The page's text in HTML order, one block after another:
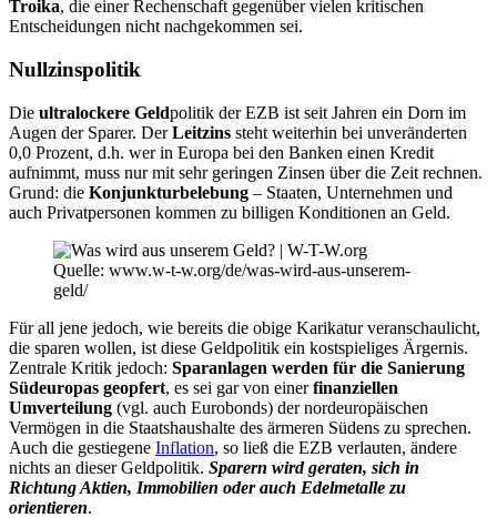
Troika, die einer Rechenschaft gegenüber vielen kritischen
Entscheidungen nicht nachgekommen sei.
Nullzinspolitik
Die ultralockere Geldpolitik der EZB ist seit Jahren ein Dorn im
Augen der Sparer. DerLeitzins steht weiterhin bei unveränderten
0,0 Prozent, d.h. wer in Europa bei den Banken einen Kredit
aufnimmt, muss nur mit sehr geringen Zinsen über die Zeit rechnen.
Grund: die Konjunkturbelebung – Staaten, Unternehmen und
auch Privatpersonen kommen zu billigen Konditionen an Geld.
Quelle: www.w-t-w.org/de/was-wird-aus-unserem-
geld/
Für all jene jedoch, wie bereits die obige Karikatur veranschaulicht,
die sparen wollen, ist diese Geldpolitik ein kostspieliges Ärgernis.
Zentrale Kritik jedoch: Sparanlagen werden für die Sanierung
Südeuropas geopfert, es sei gar von einerfinanziellen
Umverteilung (vgl. auch Eurobonds) der nordeuropäischen
Vermögen in die Staatshaushalte des ärmeren Südens zu sprechen.
Auch die gestiegene Inflation, so ließ die EZB verlauten, ändere
nichts an dieser Geldpolitik. Sparern wird geraten, sich in
Richtung Aktien, Immobilien oder auch Edelmetalle zu
orientieren.